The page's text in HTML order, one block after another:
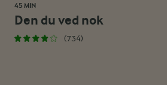
45 MIN
Den du ved nok
(734)